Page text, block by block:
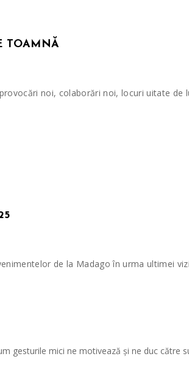
TOAMNĂ
noi, colaborări noi, locuri uitate
de la Madago în urma ultimei